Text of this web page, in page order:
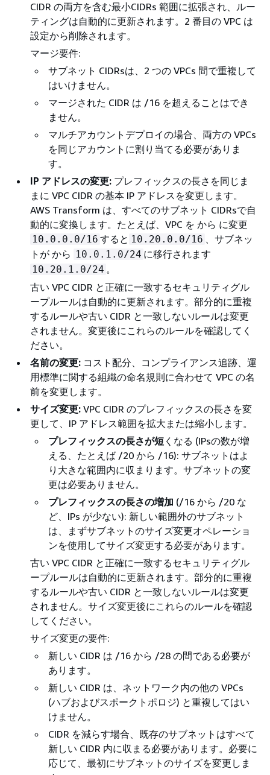
CIDR の両方を含む最小CIDRs 範囲に拡張され、ルー
ティングは自動的に更新されます。2 番目の VPC は
設定から削除されます。
マージ要件:
サブネット CIDRsは、2 つの VPCs 間で重複して
はいけません。
マージされた CIDR は /16 を超えることはでき
ません。
マルチアカウントデプロイの場合、両方の VPCs
を同じアカウントに割り当てる必要がありま
す。
IP アドレスの変更: プレフィックスの長さを同じま
まに VPC CIDR の基本 IP アドレスを変更します。
AWS Transform は、すべてのサブネット CIDRsで自
動的に変換します。たとえば、VPC を から に変更
10.0.0.0/16 すると 10.20.0.0/16 、サブネッ
トが から 10.0.1.0/24 に移行されます
10.20.1.0/24 。
古い VPC CIDR と正確に一致するセキュリティグル
ープルールは自動的に更新されます。部分的に重複
するルールや古い CIDR と一致しないルールは変更
されません。変更後にこれらのルールを確認してく
ださい。
名前の変更: コスト配分、コンプライアンス追跡、運
用標準に関する組織の命名規則に合わせて VPC の名
前を変更します。
サイズ変更: VPC CIDR のプレフィックスの長さを変
更して、IP アドレス範囲を拡大または縮小します。
プレフィックスの長さが短 くなる (IPsの数が増
える、たとえば /20 から /16): サブネットはよ
り大きな範囲内に収まります。サブネットの変
更は必要ありません。
プレフィックスの長さの増加 (/16 から /20 な
ど、IPs が少ない): 新しい範囲外のサブネット
は、まずサブネットのサイズ変更オペレーショ
ンを使用してサイズ変更する必要があります。
古い VPC CIDR と正確に一致するセキュリティグル
ープルールは自動的に更新されます。部分的に重複
するルールや古い CIDR と一致しないルールは変更
されません。サイズ変更後にこれらのルールを確認
してください。
サイズ変更の要件:
新しい CIDR は /16 から /28 の間である必要が
あります。
新しい CIDR は、ネットワーク内の他の VPCs
(ハブおよびスポークトポロジ) と重複してはい
けません。
CIDR を減らす場合、既存のサブネットはすべて
新しい CIDR 内に収まる必要があります。必要に
応じて、最初にサブネットのサイズを変更しま